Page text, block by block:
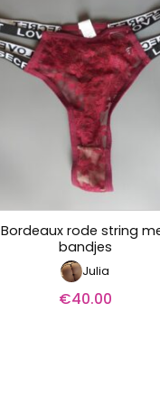
Bordeaux rode string
bandjes
Julia
€40.00